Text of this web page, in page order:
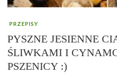
PRZEPISY
PYSZNE JESIENNE
ŚLIWKAMI I
PSZENICY :)